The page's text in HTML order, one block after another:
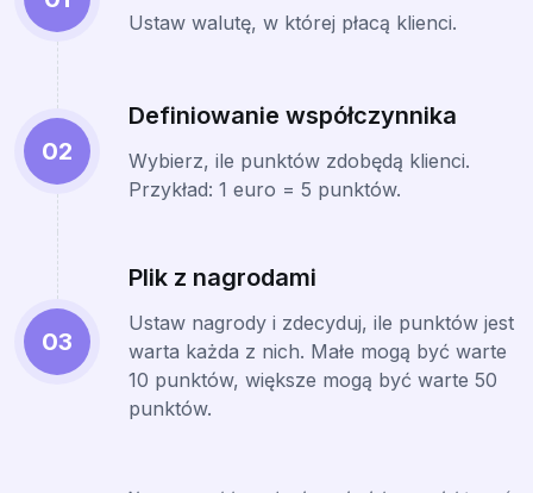
Ustaw walutę, w której płacą klienci.
02
Definiowanie współczynnika
Wybierz, ile punktów zdobędą klienci.
Przykład: 1 euro = 5 punktów.
03
Plik z nagrodami
Ustaw nagrody i zdecyduj, ile punktów jest
warta każda z nich. Małe mogą być warte
10 punktów, większe mogą być warte 50
punktów.